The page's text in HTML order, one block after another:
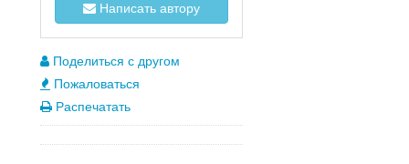
Написать автору
Поделиться с другом
Пожаловаться
Распечатать